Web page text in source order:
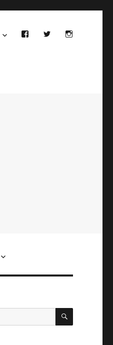
OTSI